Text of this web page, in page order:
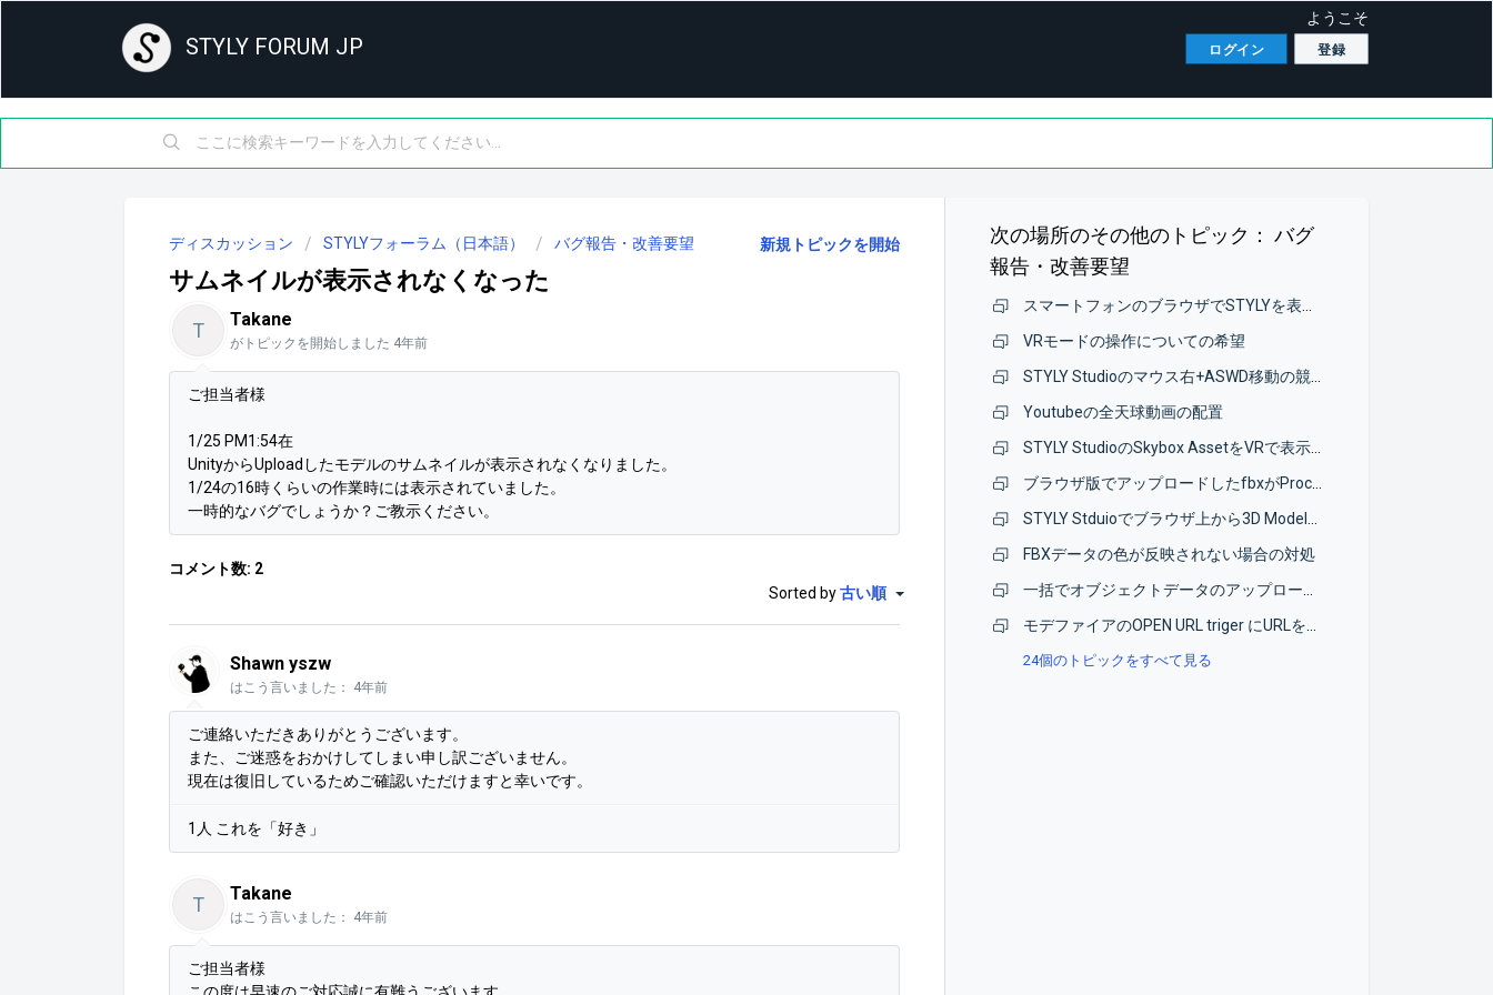
STYLY FORUM JP
ようこそ
ログイン 登録
新規トピックを開始
ディスカッション STYLYフォーラム（日本語） バグ報告・改善要望
サムネイルが表示されなくなった
T Takane
がトピックを開始しました 4年前
ご担当者様
1/25 PM1:54在
UnityからUploadしたモデルのサムネイルが表示されなくなりました。
1/24の16時くらいの作業時には表示されていました。
一時的なバグでしょうか？ご教示ください。
コメント数: 2
Sorted by古い順
Shawn yszw
はこう言いました： 4年前
ご連絡いただきありがとうございます。
また、ご迷惑をおかけしてしまい申し訳ございません。
現在は復旧しているためご確認いただけますと幸いです。
1人 これを「好き」
T Takane
はこう言いました： 4年前
ご担当者様
この度は早速のご対応誠に有難うございます。
次の場所のその他のトピック：バグ
報告・改善要望
VRモードの操作についての希望
Youtubeの全天球動画の配置
FBXデータの色が反映されない場合の対処
24個のトピックをすべて見る